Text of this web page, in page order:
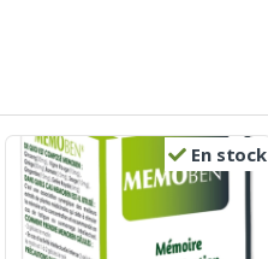
En stock